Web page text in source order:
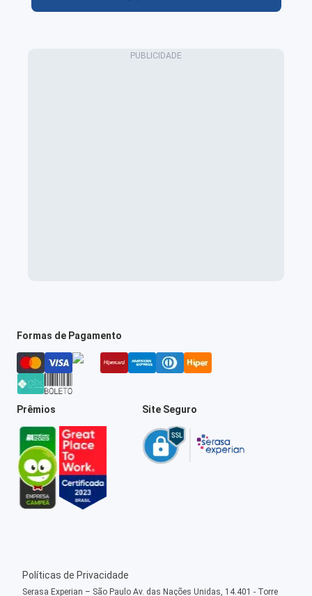
Formas de Pagamento
Prêmios Site Seguro
Políticas de Privacidade
Serasa Experian – São Paulo Av. das Nações Unidas, 14.401 - Torre